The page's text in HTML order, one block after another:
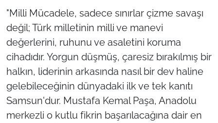
"Milli Mücadele, sadece sınırlar çizme savaşı
değil; Türk milletinin milli ve manevi
değerlerini, ruhunu ve asaletini koruma
cihadıdır. Yorgun düşmüş, çaresiz bırakılmış bir
halkın, liderinin arkasında nasıl bir dev haline
gelebileceğinin dünyadaki ilk ve tek kanıtı
Samsun'dur. Mustafa Kemal Paşa, Anadolu
merkezli o kutlu fikrin başarılacağına dair en